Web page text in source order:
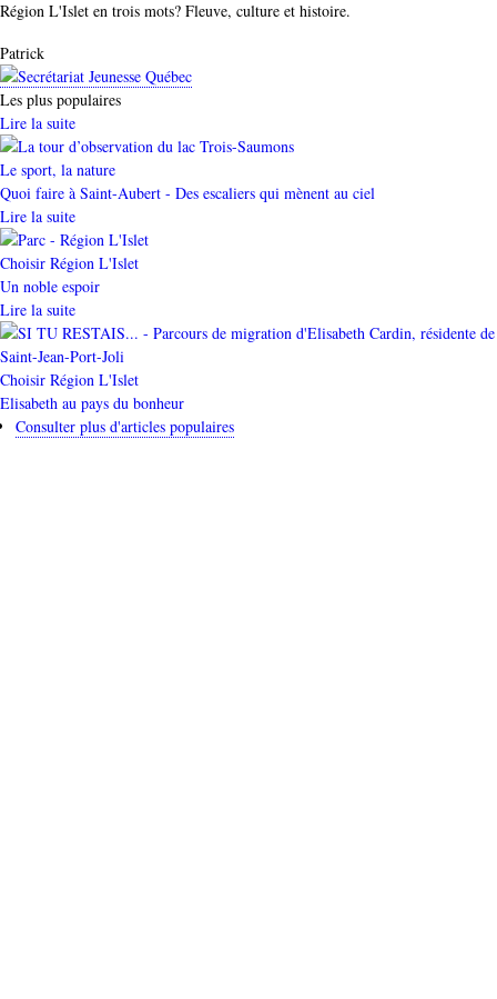
Région L'Islet en trois mots? Fleuve, culture et histoire.
Auteur
Patrick
Les plus populaires
Lire la suite
Catégorie
Le sport, la nature
Quoi faire à Saint-Aubert - Des escaliers qui mènent au ciel
Lire la suite
Catégorie
Choisir Région L'Islet
Un noble espoir
Lire la suite
Catégorie
Choisir Région L'Islet
Elisabeth au pays du bonheur
Consulter plus d'articles populaires